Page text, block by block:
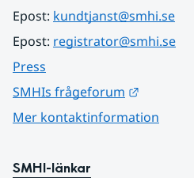
Epost: kundtjanst@smhi.se
Epost: registrator@smhi.se
Press
SMHIs frågeforum
Mer kontaktinformation
SMHI-länkar